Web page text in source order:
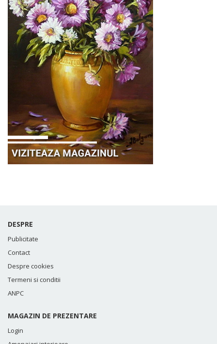
DESPRE
Publicitate
Contact
Despre cookies
Termeni si conditii
ANPC
MAGAZIN DE PREZENTARE
Login